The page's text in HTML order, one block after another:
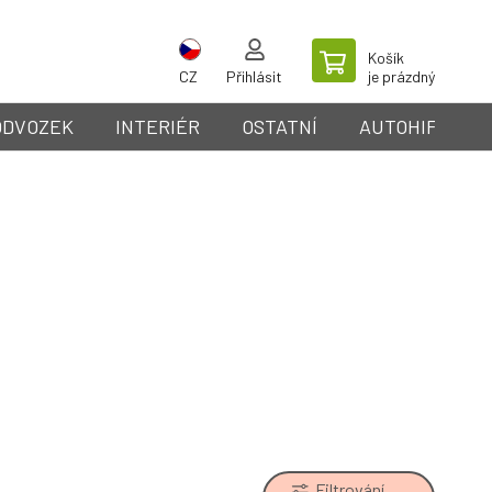
CZ Přihlásit
Košík
je prázdný
INTERIÉR OSTATNÍ AUTOHIFI